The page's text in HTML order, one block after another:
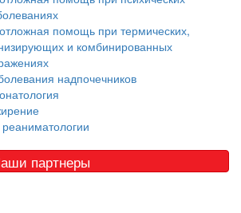
помощь при термических,
и комбинированных
надпочечников
партнеры